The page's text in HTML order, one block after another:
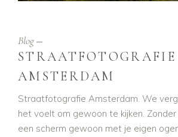
Blog
STRAATFOTOGRAFIE
AMSTERDAM
Straatfotografie Amsterdam. We
het voelt om gewoon te kijken.
een scherm gewoon met je eigen